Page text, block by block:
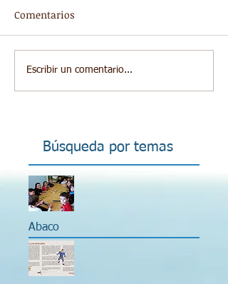
Comentarios
Escribir un comentario...
Búsqueda por temas
Abaco